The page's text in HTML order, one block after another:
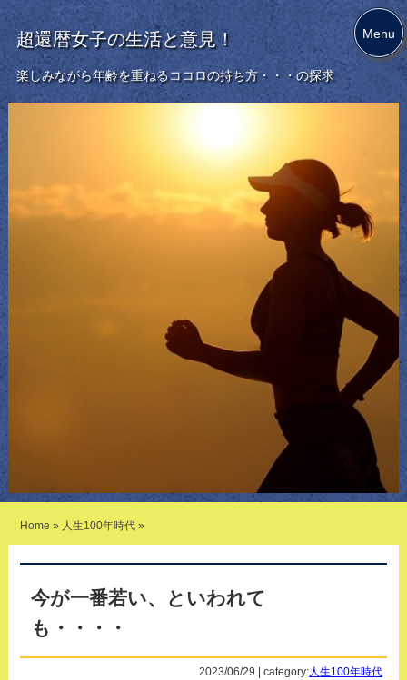
超還暦女子の生活と意見！
楽しみながら年齢を重ねるココロの持ち方・・・の探求
Home » 人生100年時代 »
今が一番若い、といわれて
も・・・・
2023/06/29 | category:人生100年時代
Menu